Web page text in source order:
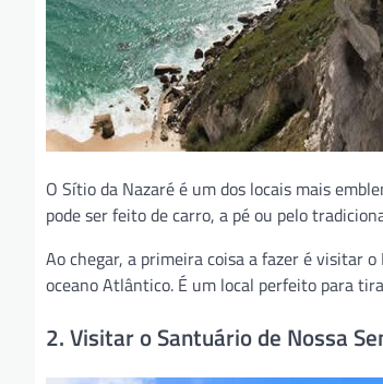
O Sítio da Nazaré é um dos locais mais
pode ser feito de carro, a pé ou pelo
Ao chegar, a primeira coisa a fazer é visitar
oceano Atlântico. É um local perfeito para
2. Visitar o Santuário de Nossa